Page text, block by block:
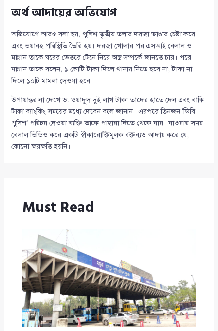
অর্থ আদায়ের অভিযোগ
অভিযোগে আরও বলা হয়, পুলিশ তৃতীয় তলার দরজা ভাঙার চেষ্টা করে
এবং ভয়াবহ পরিস্থিতি তৈরি হয়। দরজা খোলার পর এসআই বেলাল ও
মান্নান তাকে ঘরের ভেতরে টেনে নিয়ে অস্ত্র সম্পর্কে জানতে চায়। পরে
মান্নান তাকে বলেন, ১ কোটি টাকা দিলে থানায় নিতে হবে না; টাকা না
দিলে ১০টি মামলা দেওয়া হবে।
উপায়ান্তর না দেখে ড. ওয়াদুদ দুই লাখ টাকা তাদের হাতে দেন এবং বাকি
টাকা ব্যাংকিং সময়ের মধ্যে দেবেন বলে জানান। এরপরে তিনজন ‘ডিবি
পুলিশ’ পরিচয় দেওয়া ব্যক্তি তাকে পাহারা দিতে থেকে যায়। যাওয়ার সময়
বেলাল ভিডিও করে একটি স্বীকারোক্তিমূলক বক্তব্যও আদায় করে যে,
কোনো ক্ষয়ক্ষতি হয়নি।
Must Read